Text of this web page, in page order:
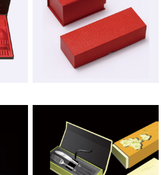
印刷样品展示